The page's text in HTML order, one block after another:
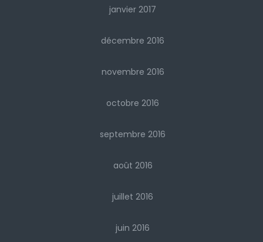
janvier 2017
décembre 2016
novembre 2016
octobre 2016
septembre 2016
août 2016
juillet 2016
juin 2016